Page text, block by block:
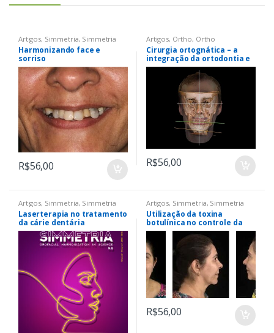
Artigos, Simmetria, Simmetria
Harmonizando face e
sorriso
R$56,00
Artigos, Ortho, Ortho
Cirurgia ortognática – a
integração da ortodontia e
cirurgia ortognática por
meio de um diagnóstico
craniofacial tridimensional
em paciente com
assimetria facial
R$56,00
Artigos, Simmetria, Simmetria
Laserterapia no tratamento
da cárie dentária
Artigos, Simmetria, Simmetria
Utilização da toxina
botulínica no controle da
disfunção
temporomandibular
muscular – relato de caso
R$56,00